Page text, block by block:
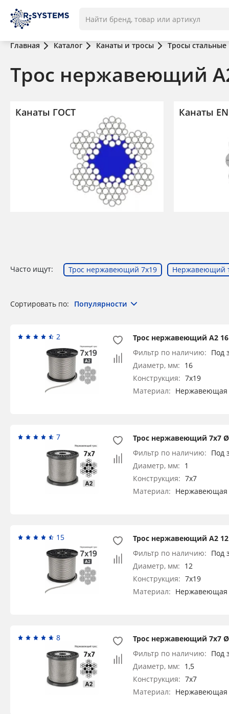
Главная Каталог Канаты и тросы Тросы стальные
Трос нержавеющий
Канаты ГОСТ Канаты
Часто ищут: Трос нержавеющий 7х19 Нержавеющий
Сортировать по: Популярности
2
Трос нержавеющий А2
Фильтр по наличию: Под
Диаметр, мм: 16
Конструкция: 7x19
Материал: Нержавеющая
7
Трос нержавеющий 7х7
Фильтр по наличию: Под
Диаметр, мм: 1
Конструкция: 7x7
Материал: Нержавеющая
15
Трос нержавеющий А2
Фильтр по наличию: Под
Диаметр, мм: 12
Конструкция: 7x19
Материал: Нержавеющая
8
Трос нержавеющий 7х7
Фильтр по наличию: Под
Диаметр, мм: 1,5
Конструкция: 7x7
Материал: Нержавеющая